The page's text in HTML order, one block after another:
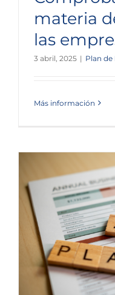
materia
las
3 abril, 2025 | Plan de
Más información